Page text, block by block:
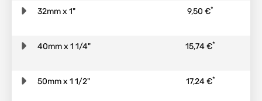
32mm x 1" 9,50 €*
40mm x 1 1/4" 15,74 €*
50mm x 1 1/2" 17,24 €*